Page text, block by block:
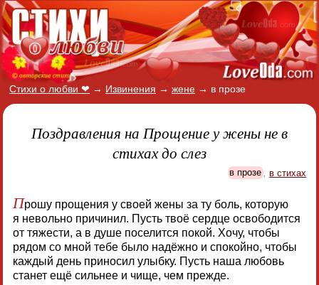
Стихи о любви ❤ → Извинения → жене → в прозе
Поздравления на Прощение у жены не в
стихах до слез
в прозе в стихах
Прошу прощения у своей жены за ту боль, которую
я невольно причинил. Пусть твоё сердце освободится
от тяжести, а в душе поселится покой. Хочу, чтобы
рядом со мной тебе было надёжно и спокойно, чтобы
каждый день приносил улыбку. Пусть наша любовь
станет ещё сильнее и чище, чем прежде.